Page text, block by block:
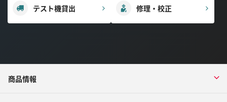
テスト機貸出 修理・校正
商品情報